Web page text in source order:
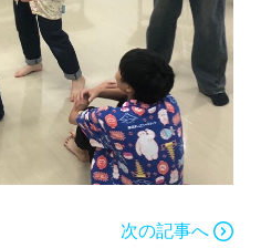
次の記事へ